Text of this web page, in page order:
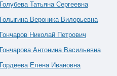
Голубева Татьяна Сергеевна
Голыгина Вероника Вилорьевна
Гончаров Николай Петрович
Гончарова Антонина Васильевна
Гордеева Елена Ивановна